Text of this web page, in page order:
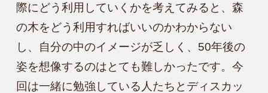
際にどう利用していくかを考えてみると、森
の木をどう利用すればいいのかわからない
し、自分の中のイメージが乏しく、50年後の
姿を想像するのはとても難しかったです。今
回は一緒に勉強している人たちとディスカッ